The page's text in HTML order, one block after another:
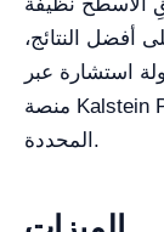
أفضل النتائج،
استشارة عبر
منصة Kalstein Plus لتخصيص مشترياتك وفق احتياجاتك
المحددة.